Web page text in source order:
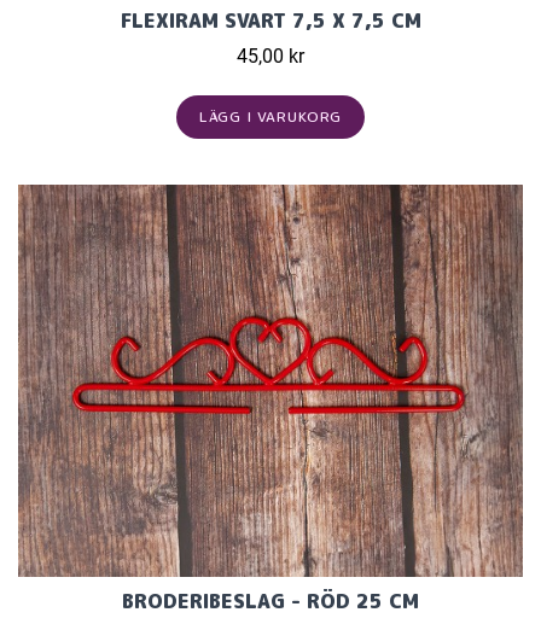
FLEXIRAM SVART 7,5 X 7,5 CM
45,00 kr
LÄGG I VARUKORG
BRODERIBESLAG - RÖD 25 CM